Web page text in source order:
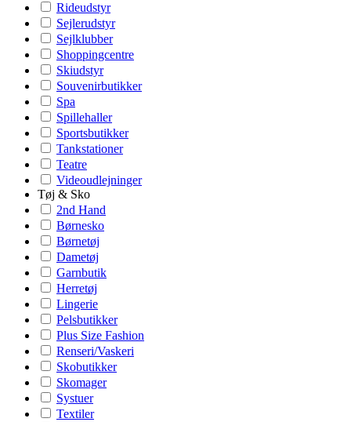
Rideudstyr
Sejlerudstyr
Sejlklubber
Shoppingcentre
Skiudstyr
Souvenirbutikker
Spa
Spillehaller
Sportsbutikker
Tankstationer
Teatre
Videoudlejninger
Tøj & Sko
2nd Hand
Børnesko
Børnetøj
Dametøj
Garnbutik
Herretøj
Lingerie
Pelsbutikker
Plus Size Fashion
Renseri/Vaskeri
Skobutikker
Skomager
Systuer
Textiler